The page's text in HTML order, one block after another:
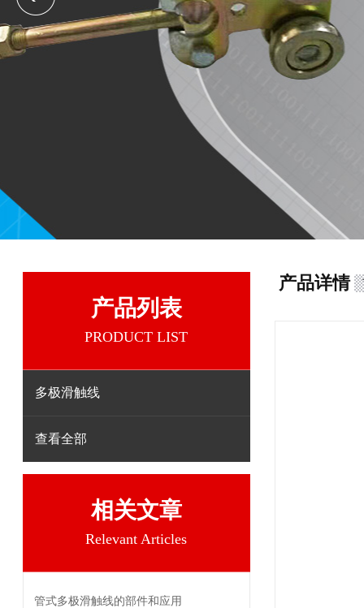
产品列表
PRODUCT LIST
多极滑触线
查看全部
相关文章
Relevant Articles
管式多极滑触线的部件和应用
产品详情